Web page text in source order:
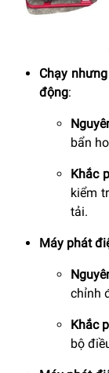
Chạy
động:
bẩn
Khắc
kiểm
tải.
Máy phát
chỉnh
Khắc
bộ